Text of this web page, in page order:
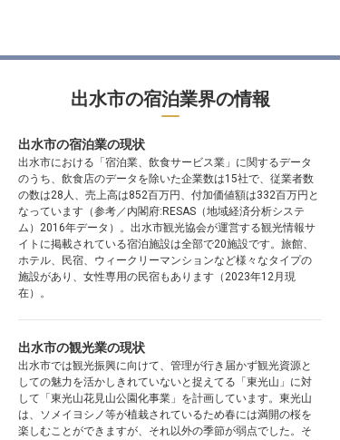
出水市の宿泊業界の情報
出水市の宿泊業の現状
出水市における「宿泊業、飲食サービス業」に関するデータ
のうち、飲食店のデータを除いた企業数は15社で、従業者数
の数は28人、売上高は852百万円、付加価値額は332百万円と
なっています（参考／内閣府:RESAS（地域経済分析システ
ム）2016年データ）。出水市観光協会が運営する観光情報サ
イトに掲載されている宿泊施設は全部で20施設です。旅館、
ホテル、民宿、ウィークリーマンションなど様々なタイプの
施設があり、女性専用の民宿もあります（2023年12月現
在）。
出水市の観光業の現状
出水市では観光振興に向けて、管理が行き届かず観光資源と
しての魅力を活かしきれていないと捉えてる「東光山」に対
して「東光山花見山公園化事業」を計画しています。東光山
は、ソメイヨシノ等が植栽されているため春には満開の桜を
楽しむことができますが、それ以外の季節が弱点でした。そ